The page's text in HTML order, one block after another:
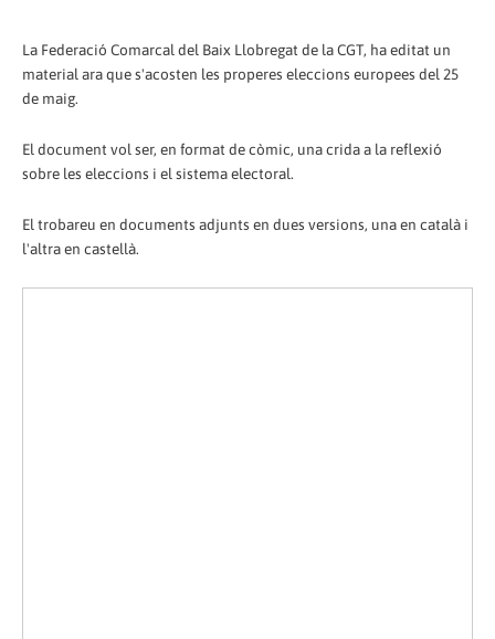
La Federació Comarcal del Baix Llobregat de la CGT, ha editat un
material ara que s'acosten les properes eleccions europees del 25
de maig.
El document vol ser, en format de còmic, una crida a la reflexió
sobre les eleccions i el sistema electoral.
El trobareu en documents adjunts en dues versions, una en català i
l'altra en castellà.